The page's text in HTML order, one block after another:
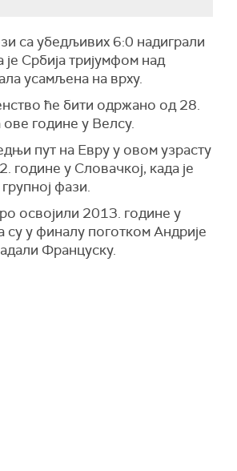
са убедљивих 6:0 надиграли
је Србија тријумфом над
усамљена на врху.
ће бити одржано од 28.
ове године у Велсу.
пут на Евру у овом узрасту
године у Словачкој, када је
фази.
освојили 2013. године у
су у финалу поготком Андрије
Француску.